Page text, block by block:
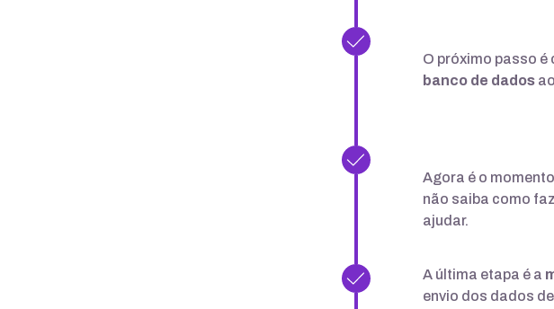
O próximo passo é
banco de dados
Agora é o
não saiba como
ajudar.
A última etapa é a
envio dos dados